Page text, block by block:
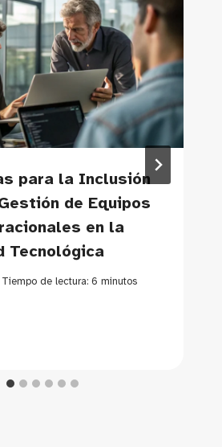
para la Inclusión
de Equipos
en la
Tecnológica
Tiempo de lectura: 6 minutos